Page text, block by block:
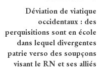
Déviation de viatique
occidentaux : des
perquisitions sont en école
dans lequel divergentes
patrie verso des soupçons
visant le RN et ses alliés